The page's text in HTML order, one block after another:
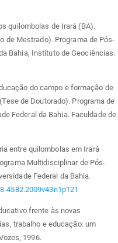
quilombolas de Irará (BA).
de Mestrado). Programa de Pós-
Bahia, Instituto de Geociências.
do campo e formação de
de Doutorado). Programa de
Federal da Bahia. Faculdade de
entre quilombolas em Irará
Multidisciplinar de Pós-
Federal da Bahia.
4582.2009v43n1p121
frente às novas
trabalho e educação: um
1996.